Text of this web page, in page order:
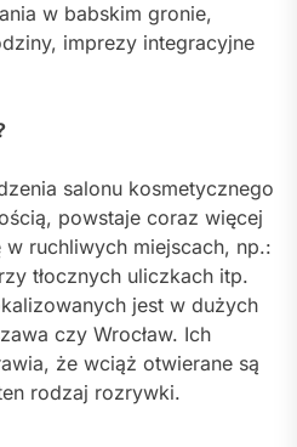
w babskim gronie,
imprezy integracyjne
salonu kosmetycznego
powstaje coraz więcej
w ruchliwych miejscach, np.:
tłocznych uliczkach itp.
jest w dużych
czy Wrocław. Ich
że wciąż otwierane są
rodzaj rozrywki.